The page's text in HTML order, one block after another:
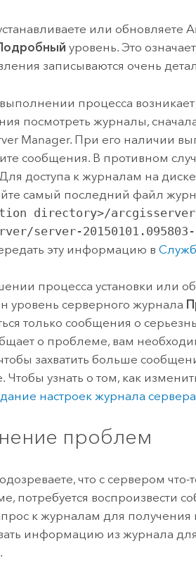
или обновляете
уровень. Это
записываются очень
процесса
посмотреть журналы,
Manager. При его наличии
сообщения. В противном
Для доступа к журналам на
самый последний файл
directory>/arcgisserver/
server-
эту информацию в
процесса установки или
уровень серверного журнала
только сообщения о
о проблеме, вам
захватить больше
Чтобы узнать о том, как
настроек журнала
проблем
что с сервером
потребуется воспроизвести
к журналам для
информацию из журнала